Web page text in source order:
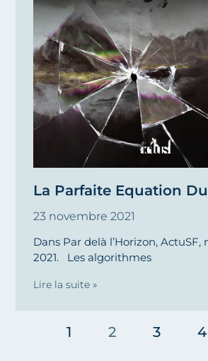
La Parfaite Equation
23 novembre 2021
Dans Par delà l’Horizon, ActuSF,
2021. Les algorithmes
Lire la suite »
1 2 3 4